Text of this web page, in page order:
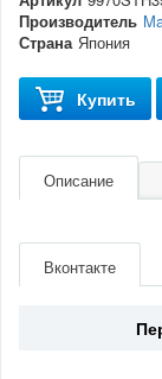
Производитель
Страна Япония
Купить
Описание
Страна Япония
Вконтакте